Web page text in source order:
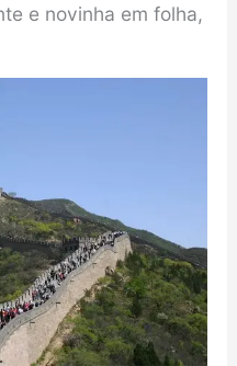
e novinha em folha,